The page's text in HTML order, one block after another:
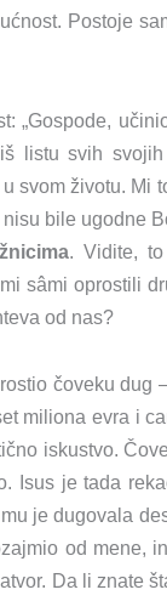
Postoje
„Gospode,
listu svih
svom životu. Mi
bile ugodne
. Vidite,
sâmi oprostili
od nas?
čoveku dug
miliona evra i
iskustvo.
Isus je tada
je dugovala
od mene,
Da li znate